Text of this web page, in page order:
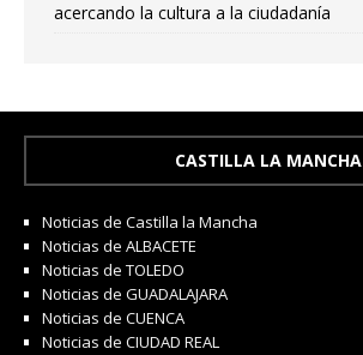
acercando la cultura a la ciudadanía
CASTILLA LA MANCHA
Noticias de Castilla la Mancha
Noticias de ALBACETE
Noticias de TOLEDO
Noticias de GUADALAJARA
Noticias de CUENCA
Noticias de CIUDAD REAL